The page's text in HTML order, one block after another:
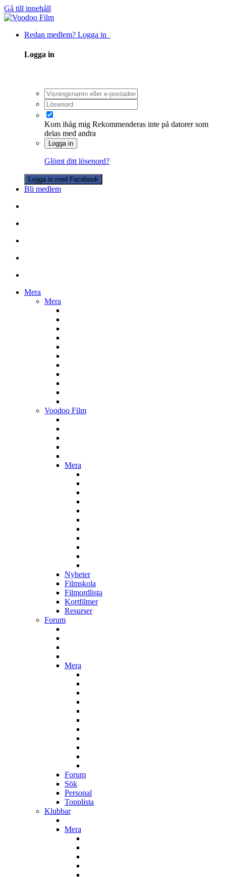
Gå till innehåll
Redan medlem? Logga in
Logga in
Kom ihåg mig Rekommenderas inte på datorer som
delas med andra
Logga in
Glömt ditt lösenord?
Logga in med Facebook
Bli medlem
Mera
Mera
Voodoo Film
Mera
Nyheter
Filmskola
Filmordlista
Kortfilmer
Resurser
Forum
Mera
Forum
Sök
Personal
Topplista
Klubbar
Mera